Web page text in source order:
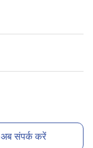
अब संपर्क करें